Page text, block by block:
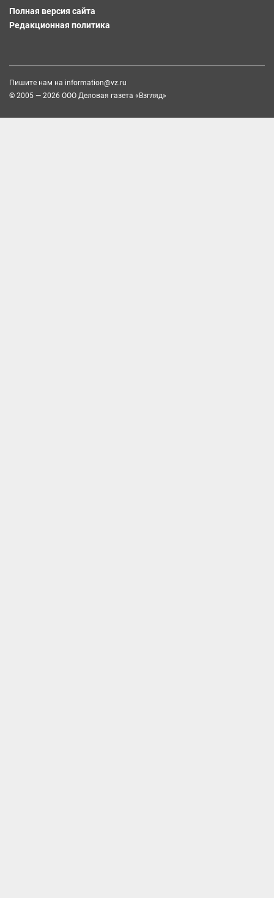
Полная версия сайта
Редакционная политика
Пишите нам на information@vz.ru
© 2005 — 2026 ООО Деловая газета «Взгляд»